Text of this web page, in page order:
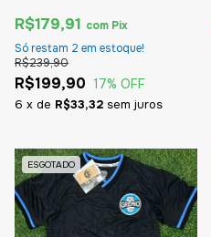
R$199,90
R$239,90
17% OFF
6 x de R$33,32 sem juros
R$179,91 com Pix
Só restam 2 em estoque!
ESGOTADO